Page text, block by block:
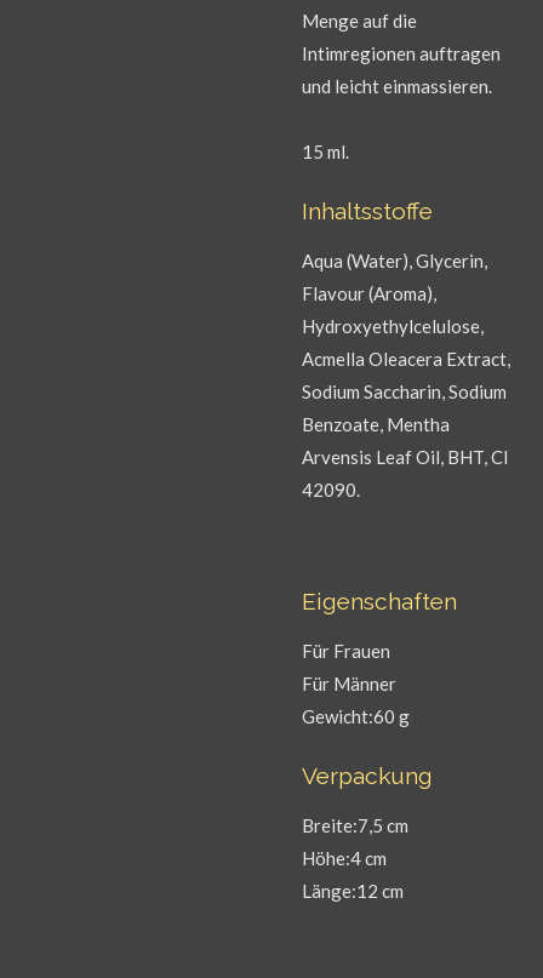
Menge auf die
Intimregionen auftragen
und leicht einmassieren.
15 ml.
Inhaltsstoffe
Aqua (Water), Glycerin,
Flavour (Aroma),
Hydroxyethylcelulose,
Acmella Oleacera Extract,
Sodium Saccharin, Sodium
Benzoate, Mentha
Arvensis Leaf Oil, BHT, CI
42090.
Eigenschaften
Für Frauen
Für Männer
Gewicht:60 g
Verpackung
Breite:7,5 cm
Höhe:4 cm
Länge:12 cm